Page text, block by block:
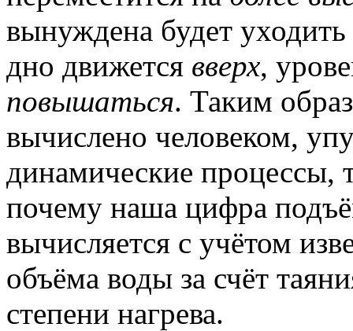
вынуждена будет
дно движется вверх,
повышаться. Таким
вычислено человеком,
динамические процессы,
почему наша цифра
вычисляется с учётом
объёма воды за счёт
степени нагрева.